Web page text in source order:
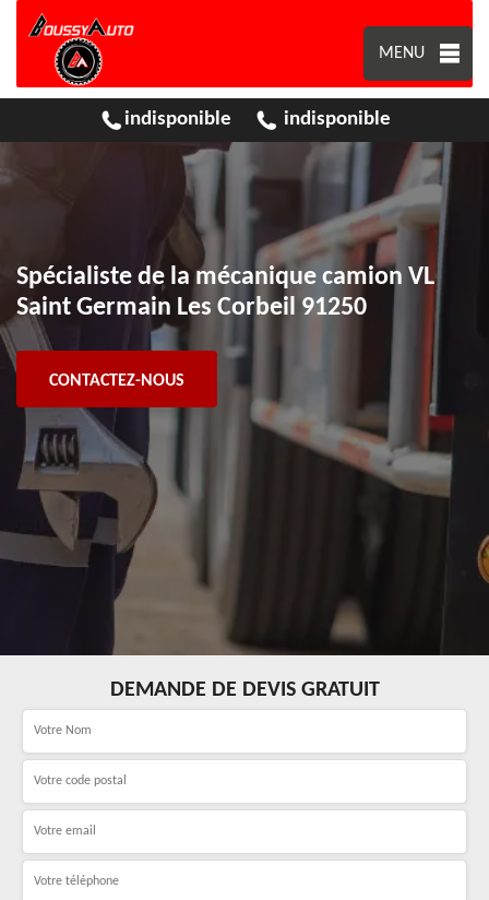
MENU
indisponible indisponible
Spécialiste de la mécanique camion VL
Saint Germain Les Corbeil 91250
CONTACTEZ-NOUS
DEMANDE DE DEVIS GRATUIT